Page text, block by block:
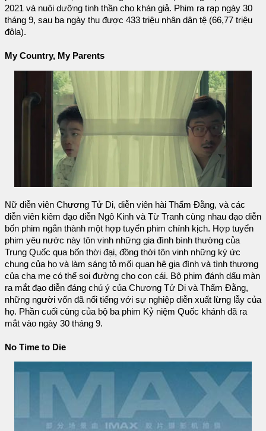
2021 và nuôi dưỡng tinh thần cho khán giả. Phim ra rạp ngày 30
tháng 9, sau ba ngày thu được 433 triệu nhân dân tệ (66,77 triệu
đôla).
My Country, My Parents
Nữ diễn viên Chương Tử Di, diễn viên hài Thẩm Đằng, và các
diễn viên kiêm đạo diễn Ngô Kinh và Từ Tranh cùng nhau đạo diễn
bốn phim ngắn thành một hợp tuyển phim chính kịch. Hợp tuyển
phim yêu nước này tôn vinh những gia đình bình thường của
Trung Quốc qua bốn thời đại, đồng thời tôn vinh những ký ức
chung của họ và làm sáng tỏ mối quan hệ gia đình và tình thương
của cha mẹ có thể soi đường cho con cái. Bộ phim đánh dấu màn
ra mắt đạo diễn đáng chú ý của Chương Tử Di và Thẩm Đằng,
những người vốn đã nổi tiếng với sự nghiệp diễn xuất lừng lẫy của
họ. Phần cuối cùng của bộ ba phim Kỷ niệm Quốc khánh đã ra
mắt vào ngày 30 tháng 9.
No Time to Die